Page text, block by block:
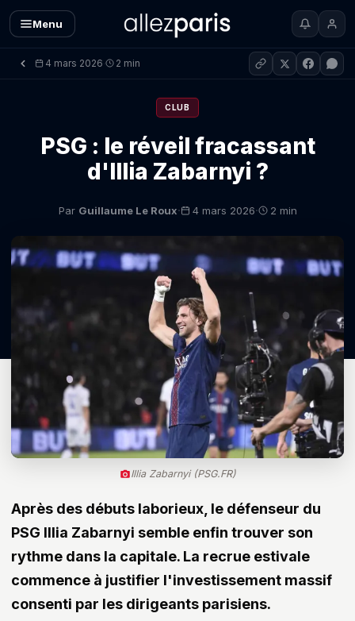
Menu
4 mars 2026· 2 min
CLUB
PSG : le réveil fracassant
d'Illia Zabarnyi ?
Par Guillaume Le Roux· 4 mars 2026· 2 min
Illia Zabarnyi (PSG.FR)
Après des débuts laborieux, le défenseur du
PSG Illia Zabarnyi semble enfin trouver son
rythme dans la capitale. La recrue estivale
commence à justifier l'investissement massif
consenti par les dirigeants parisiens.